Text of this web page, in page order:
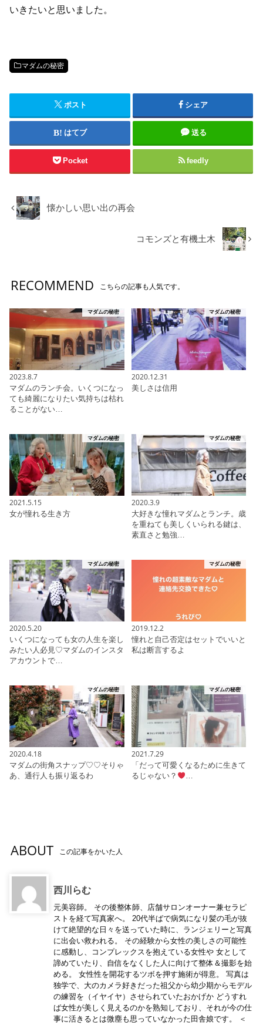
いきたいと思いました。
マダムの秘密
ポスト シェア
はてブ 送る
Pocket feedly
懐かしい思い出の再会
コモンズと有機土木
RECOMMEND こちらの記事も人気です。
マダムの秘密
2023.8.7
マダムのランチ会。いくつになっ
ても綺麗になりたい気持ちは枯れ
ることがない…
マダムの秘密
2020.12.31
美しさは信用
マダムの秘密
2021.5.15
女が憧れる生き方
マダムの秘密
2020.3.9
大好きな憧れマダムとランチ。歳
を重ねても美しくいられる鍵は、
素直さと勉強…
マダムの秘密
2020.5.20
いくつになっても女の人生を楽し
みたい人必見♡マダムのインスタ
アカウントで…
マダムの秘密
2019.12.2
憧れと自己否定はセットでいいと
私は断言するよ
マダムの秘密
2020.4.18
マダムの街角スナップ♡♡そりゃ
あ、通行人も振り返るわ
マダムの秘密
2021.7.29
「だって可愛くなるために生きて
るじゃない？
…
ABOUT この記事をかいた人
西川らむ
元美容師。 その後整体師、店舗サロンオーナー兼セラピ
ストを経て写真家へ。 20代半ばで病気になり髪の毛が抜
けて絶望的な日々を送っていた時に、ランジェリーと写真
に出会い救われる。 その経験から女性の美しさの可能性
に感動し、コンプレックスを抱えている女性や 女として
諦めていたり、自信をなくした人に向けて整体＆撮影を始
める。 女性性を開花するツボを押す施術が得意。 写真は
独学で、大のカメラ好きだった祖父から幼少期からモデル
の練習を（イヤイヤ）させられていたおかげか どうすれ
ば女性が美しく見えるのかを熟知しており、それが今の仕
事に活きるとは微塵も思っていなかった田舎娘です。 ＜